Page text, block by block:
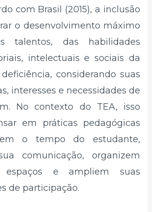
com Brasil (2015), a inclusão
o desenvolvimento máximo
talentos, das habilidades
intelectuais e sociais da
considerando suas
interesses e necessidades de
No contexto do TEA, isso
em práticas pedagógicas
o tempo do estudante,
comunicação, organizem
e ampliem suas
de participação.